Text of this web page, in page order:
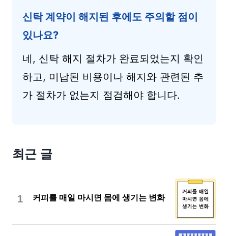
신탁 계약이 해지된 후에도 주의할 점이
있나요?
네, 신탁 해지 절차가 완료되었는지 확인
하고, 미납된 비용이나 해지와 관련된 추
가 절차가 없는지 점검해야 합니다.
최근 글
1 커피를 매일 마시면 몸에 생기는 변화